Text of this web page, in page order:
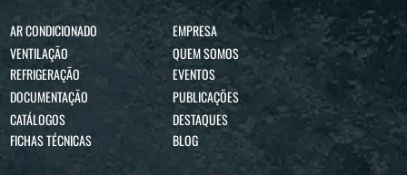
AR CONDICIONADO
VENTILAÇÃO
REFRIGERAÇÃO
EMPRESA
QUEM SOMOS
EVENTOS
DOCUMENTAÇÃO
CATÁLOGOS
FICHAS TÉCNICAS
PUBLICAÇÕES
DESTAQUES
BLOG